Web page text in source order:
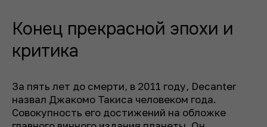
Конец прекрасной эпохи и
критика
За пять лет до смерти, в 2011 году, Decanter
назвал Джакомо Такиса человеком года.
Совокупность его достижений на обложке